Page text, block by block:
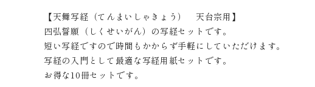
【天舞写経（てんまいしゃきょう） 天台宗用】
四弘誓願（しくせいがん）の写経セットです。
短い写経ですので時間もかからず手軽にしていただけます。
写経の入門として最適な写経用紙セットです。
お得な10冊セットです。